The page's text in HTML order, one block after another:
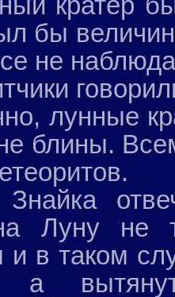
бы
не
лунные
блины.
Луну не
и в таком
а